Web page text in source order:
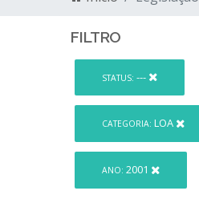
FILTRO
STATUS: ---
CATEGORIA: LOA
ANO: 2001